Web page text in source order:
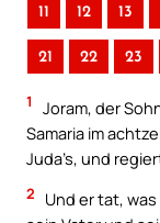
11 12 13
21 22 23
1
Joram, der
Samaria im
Juda’s, und
2
Und er tat,